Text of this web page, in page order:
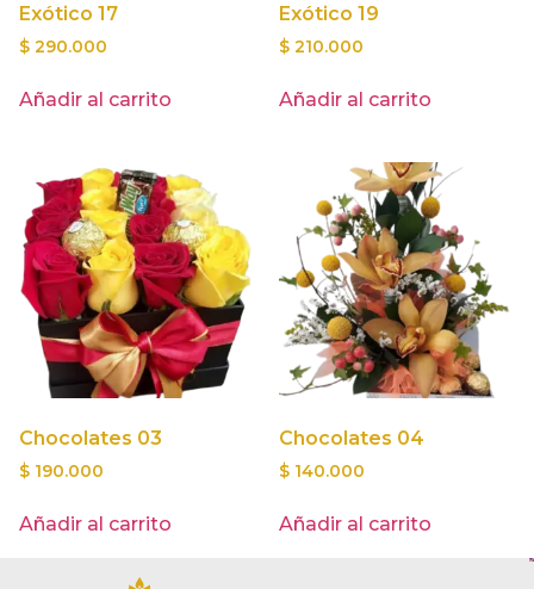
Exótico 17
$ 290.000
Añadir al carrito
Exótico 19
$ 210.000
Añadir al carrito
Chocolates 03
$ 190.000
Añadir al carrito
Chocolates 04
$ 140.000
Añadir al carrito